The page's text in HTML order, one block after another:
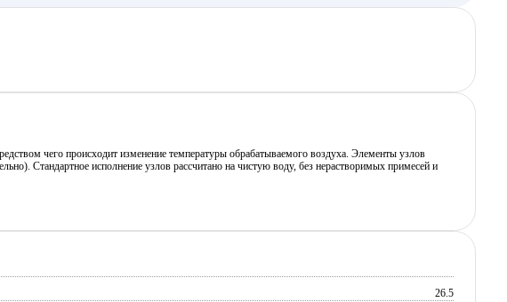
чего происходит изменение температуры обрабатываемого воздуха. Элементы узлов
Стандартное исполнение узлов рассчитано на чистую воду, без нерастворимых примесей и
26.5